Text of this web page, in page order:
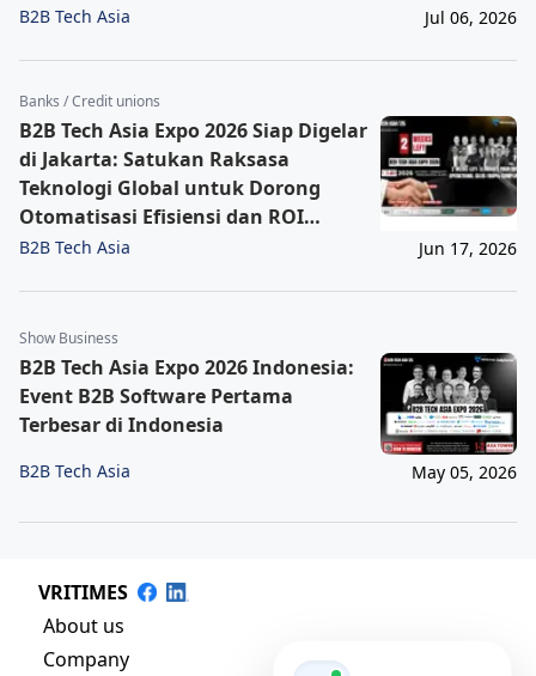
B2B Tech Asia Jul 06, 2026
Banks / Credit unions
B2B Tech Asia Expo 2026 Siap Digelar
di Jakarta: Satukan Raksasa
Teknologi Global untuk Dorong
Otomatisasi Efisiensi dan ROI
Korporasi
B2B Tech Asia Jun 17, 2026
Show Business
B2B Tech Asia Expo 2026 Indonesia:
Event B2B Software Pertama
Terbesar di Indonesia
B2B Tech Asia May 05, 2026
VRITIMES
About us
Company